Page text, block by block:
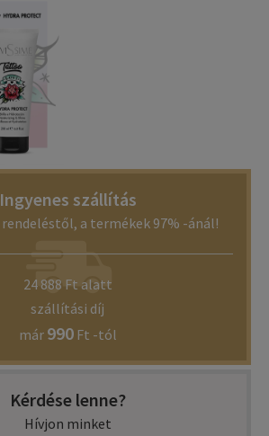
Ingyenes szállítás
rendeléstől, a termékek 97% -ánál!
24 888 Ft alatt
szállítási díj
már 990Ft -tól
Kérdése lenne?
Hívjon minket